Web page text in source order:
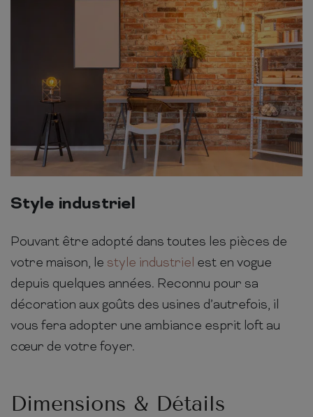
Style industriel
Pouvant être adopté dans toutes les pièces de
votre maison, le style industriel est en vogue
depuis quelques années. Reconnu pour sa
décoration aux goûts des usines d’autrefois, il
vous fera adopter une ambiance esprit loft au
cœur de votre foyer.
Dimensions & Détails